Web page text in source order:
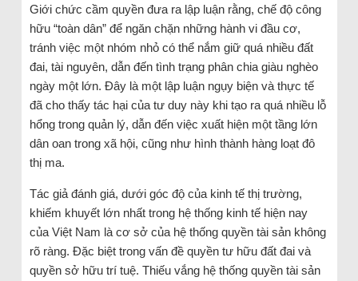
Giới chức cầm quyền đưa ra lập luận rằng, chế độ công
hữu “toàn dân” để ngăn chặn những hành vi đầu cơ,
tránh việc một nhóm nhỏ có thể nắm giữ quá nhiều đất
đai, tài nguyên, dẫn đến tình trạng phân chia giàu nghèo
ngày một lớn. Đây là một lập luận ngụy biện và thực tế
đã cho thấy tác hại của tư duy này khi tạo ra quá nhiều lỗ
hổng trong quản lý, dẫn đến việc xuất hiện một tầng lớn
dân oan trong xã hội, cũng như hình thành hàng loạt đô
thị ma.
Tác giả đánh giá, dưới góc độ của kinh tế thị trường,
khiếm khuyết lớn nhất trong hệ thống kinh tế hiện nay
của Việt Nam là cơ sở của hệ thống quyền tài sản không
rõ ràng. Đặc biệt trong vấn đề quyền tư hữu đất đai và
quyền sở hữu trí tuệ. Thiếu vắng hệ thống quyền tài sản